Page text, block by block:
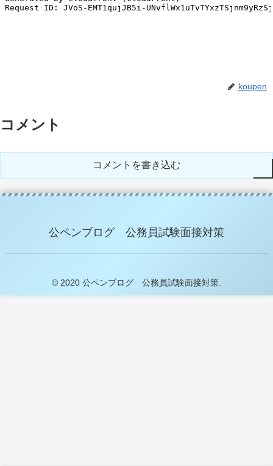
koupen
コメント
コメントを書き込む
公ペンブログ 公務員試験面接対策
© 2020 公ペンブログ 公務員試験面接対策.